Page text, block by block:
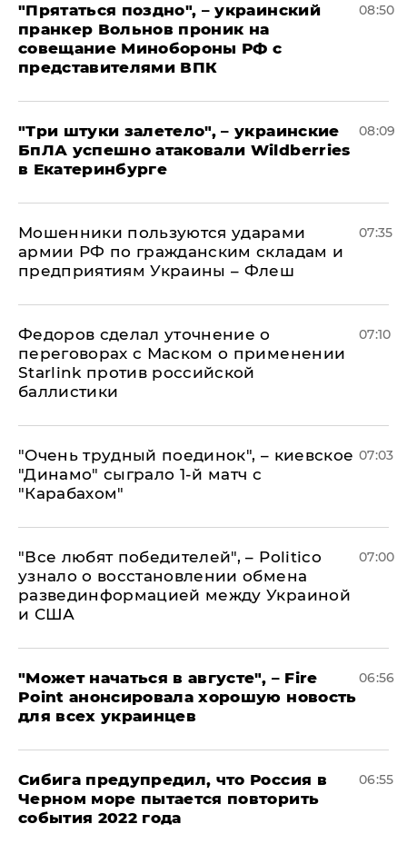
"Прятаться поздно", – украинский
пранкер Вольнов проник на
совещание Минобороны РФ с
представителями ВПК
08:50
"Три штуки залетело", – украинские
БпЛА успешно атаковали Wildberries
в Екатеринбурге
08:09
Мошенники пользуются ударами
армии РФ по гражданским складам и
предприятиям Украины – Флеш
07:35
Федоров сделал уточнение о
переговорах с Маском о применении
Starlink против российской
баллистики
07:10
"Очень трудный поединок", – киевское
"Динамо" сыграло 1-й матч с
"Карабахом"
07:03
​"Все любят победителей", – Politico
узнало о восстановлении обмена
развединформацией между Украиной
и США
07:00
"Может начаться в августе", – Fire
Point анонсировала хорошую новость
для всех украинцев
06:56
Сибига предупредил, что Россия в
Черном море пытается повторить
события 2022 года
06:55